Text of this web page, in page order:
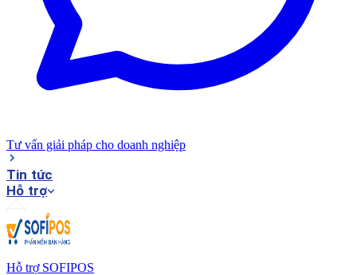
Tư vấn giải pháp cho doanh nghiệp
Tin tức
Hỗ trợ
Hỗ trợ SOFIPOS